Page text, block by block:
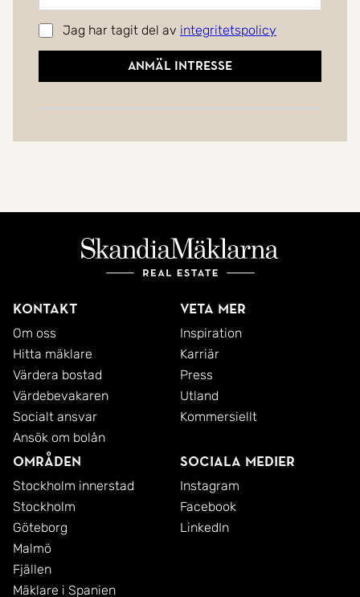
Jag har tagit del av integritetspolicy
Anmäl intresse
Kontakt
Om oss
Hitta mäklare
Värdera bostad
Värdebevakaren
Socialt ansvar
Ansök om bolån
Veta mer
Inspiration
Karriär
Press
Utland
Kommersiellt
Områden
Stockholm innerstad
Stockholm
Göteborg
Malmö
Fjällen
Mäklare i Spanien
Sociala medier
Instagram
Facebook
LinkedIn